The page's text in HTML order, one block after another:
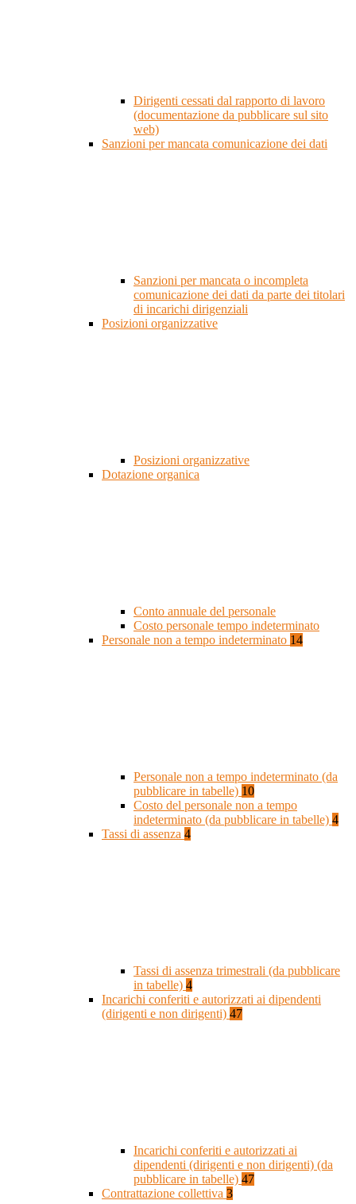
Dirigenti cessati dal rapporto di lavoro
(documentazione da pubblicare sul sito
web)
Sanzioni per mancata comunicazione dei dati
Sanzioni per mancata o incompleta
comunicazione dei dati da parte dei titolari
di incarichi dirigenziali
Posizioni organizzative
Posizioni organizzative
Dotazione organica
Conto annuale del personale
Costo personale tempo indeterminato
Personale non a tempo indeterminato 14
Personale non a tempo indeterminato (da
pubblicare in tabelle) 10
Costo del personale non a tempo
indeterminato (da pubblicare in tabelle) 4
Tassi di assenza 4
Tassi di assenza trimestrali (da pubblicare
in tabelle) 4
Incarichi conferiti e autorizzati ai dipendenti
(dirigenti e non dirigenti) 47
Incarichi conferiti e autorizzati ai
dipendenti (dirigenti e non dirigenti) (da
pubblicare in tabelle) 47
Contrattazione collettiva 3